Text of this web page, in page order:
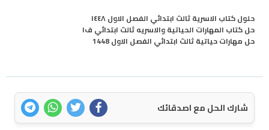
حلول كتاب الاسرية ثالث ابتدائي الفصل الاول ١٤٤٨
حل كتاب المهارات الحياتية والاسريه ثالث ابتدائي ف١
حل مهارات حياتية ثالث ابتدائي الفصل الاول 1448
شارك الحل مع اصدقائك